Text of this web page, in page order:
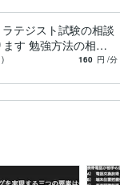
ポート
テジスト試験の相談
ます 勉強方法の相談
にお応えして合格をサ
160 円 /分